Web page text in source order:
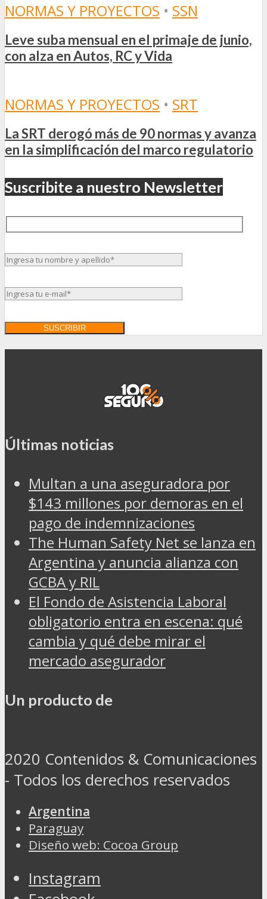
NORMAS Y PROYECTOS • SSN
Leve suba mensual en el primaje de junio,
con alza en Autos, RC y Vida
NORMAS Y PROYECTOS • SRT
La SRT derogó más de 90 normas y avanza
en la simplificación del marco regulatorio
Suscribite a nuestro Newsletter
Últimas noticias
Multan a una aseguradora por
$143 millones por demoras en el
pago de indemnizaciones
The Human Safety Net se lanza en
Argentina y anuncia alianza con
GCBA y RIL
El Fondo de Asistencia Laboral
obligatorio entra en escena: qué
cambia y qué debe mirar el
mercado asegurador
Un producto de
2020 Contenidos & Comunicaciones
- Todos los derechos reservados
Argentina
Paraguay
Diseño web: Cocoa Group
Instagram